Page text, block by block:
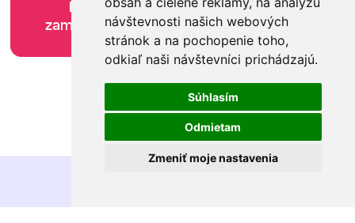
návštevnosti našich webových
stránok a na pochopenie toho,
odkiaľ naši návštevníci prichádzajú.
Súhlasím
Odmietam
Zmeniť moje nastavenia
Hľadám
zamestnancov
Hľadám si
zamestnanie
Facebook|Instagram|Youtube
GDPR Cookies
webdesign webex.digital